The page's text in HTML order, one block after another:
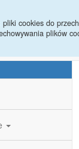
pliki cookies do
plików